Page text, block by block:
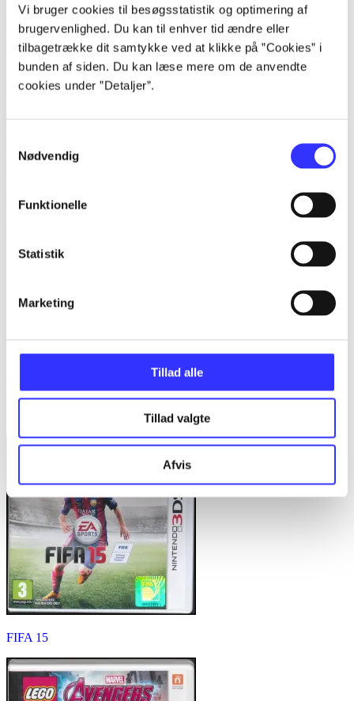
Vi bruger cookies til besøgsstatistik og optimering af
brugervenlighed. Du kan til enhver tid ændre eller
tilbagetrække dit samtykke ved at klikke på ”Cookies” i
bunden af siden. Du kan læse mere om de anvendte
cookies under ”Detaljer”.
Nødvendig
Funktionelle
Statistik
Marketing
Tillad alle
Tillad valgte
Afvis
lorem ipsum dolor sit amet ...
Tidsskrift
Artiklerne i
handler ofte om
FIFA 15